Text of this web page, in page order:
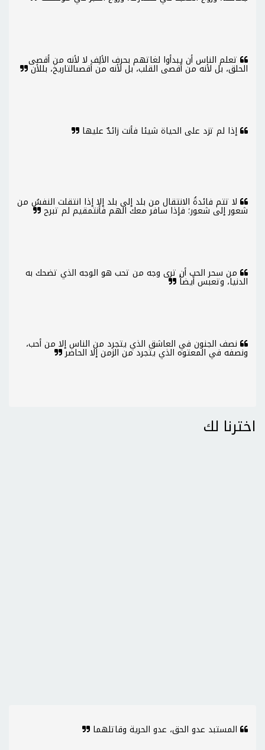
تعلم الناس أن يبدأوا لغاتهم بحرف الألِف لا لأنه من أقصى
الحلق، بل لأنه من أقصى القلب، بل لأنه من أقصىالتاريخ، بللأن
إذا لم تزد على الحياة شيئا فأنت زائدٌ عليها
لا تتم فائدةُ الانتقال من بلد إلى بلد إلا إذا انتقلت النفسُ من
شعور إلى شعور؛ فإذا سافر معك الهم فأنتمقيم لم تبرح
من سحر الحب أن ترى وجه من تحب هو الوجه الذي تضحك به
الدنيا، وتعبس أيضاً
نصف الجنون في العاشق الذي يتجرد من الناس إلا من أحب،
ونصفه في المعتوه الذي يتجرد من الزمن إلا الحاضر
اخترنا لك
المستبد عدو الحق، عدو الحرية وقاتلهما